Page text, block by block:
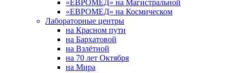
«ЕВРОМЕД» на Магистральной
«ЕВРОМЕД» на Космическом
Лабораторные центры
на Красном пути
на Бархатовой
на Взлётной
на 70 лет Октября
на Мира